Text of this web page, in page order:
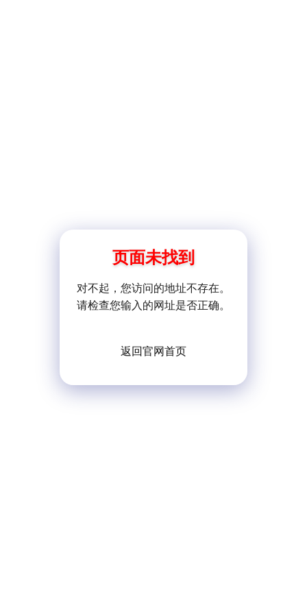
页面未找到
对不起，您访问的地址不存在。
请检查您输入的网址是否正确。
返回官网首页